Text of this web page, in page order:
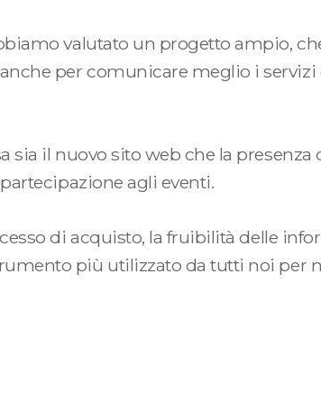
valutato un progetto ampio,
per comunicare meglio i servizi
il nuovo sito web che la
agli eventi.
di acquisto, la fruibilità delle
più utilizzato da tutti noi per